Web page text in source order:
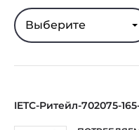
Выберите
IETC-Ритейл-702075-